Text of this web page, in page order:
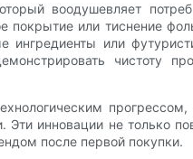
воодушевляет
или тиснение
или
чистоту
инновации не только
после первой покупки.